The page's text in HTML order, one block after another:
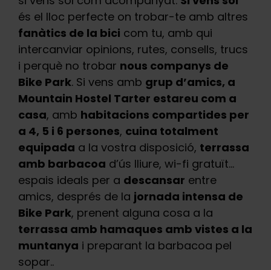
és el lloc perfecte on trobar-te amb altres
fanàtics de la bici com tu, amb qui
intercanviar opinions, rutes, consells, trucs
i perquè no trobar nous companys de
Bike Park. Si vens amb grup d’amics, a
Mountain Hostel Tarter estareu com a
casa, amb habitacions compartides per
a 4, 5 i 6 persones, cuina totalment
equipada a la vostra disposició, terrassa
amb barbacoa d’ús lliure, wi-fi gratuït…
espais ideals per a descansar entre
amics, després de la jornada intensa de
Bike Park, prenent alguna cosa a la
terrassa amb hamaques amb vistes a la
muntanya i preparant la barbacoa pel
sopar..